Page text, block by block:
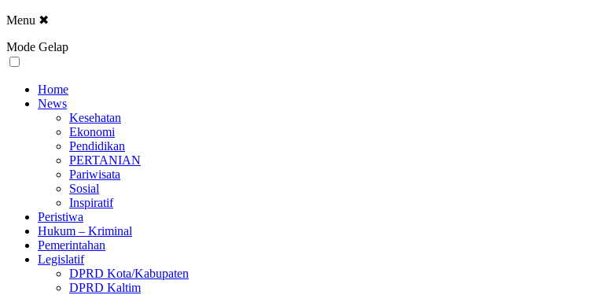
Menu ✖
Mode Gelap
Home
News
Kesehatan
Ekonomi
Pendidikan
PERTANIAN
Pariwisata
Sosial
Inspiratif
Peristiwa
Hukum – Kriminal
Pemerintahan
Legislatif
DPRD Kota/Kabupaten
DPRD Kaltim